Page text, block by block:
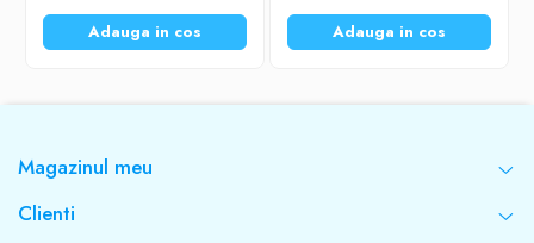
Adauga in cos Adauga in cos
Magazinul meu
Clienti